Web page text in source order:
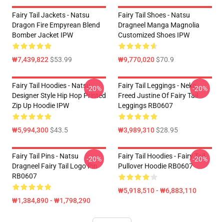
Fairy Tail Jackets - Natsu
Dragon Fire Empyrean Blend
Bomber Jacket IPW
₩7,439,822$53.99
Fairy Tail Shoes - Natsu
Dragneel Manga Magnolia
Customized Shoes IPW
₩9,770,020$70.9
Fairy Tail Hoodies - Natsu
Designer Style Hip Hop Printed
Zip Up Hoodie IPW
₩5,994,300$43.5
-20%
Fairy Tail Leggings - Neko
Freed Justine Of Fairy Tail
Leggings RB0607
₩3,989,310$28.95
-20%
Fairy Tail Pins - Natsu
Dragneel Fairy Tail Logo Pin
RB0607
₩1,384,890 - ₩1,798,290
-20%
Fairy Tail Hoodies - Fairy Tail
Pullover Hoodie RB0607
₩5,918,510 - ₩6,883,110
-20%